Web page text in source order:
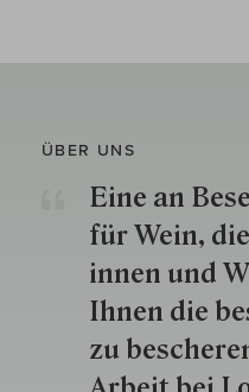
ÜBER UNS
Eine an
für Wein,
innen und
Ihnen die
zu